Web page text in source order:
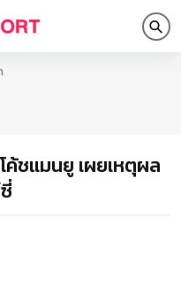
ค้ชแมนยู เผยเหตุผล